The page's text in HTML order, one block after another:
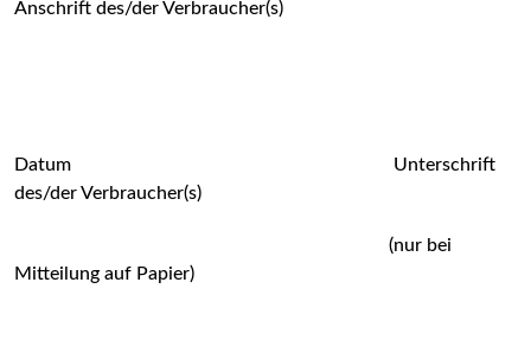
Anschrift des/der Verbraucher(s)
Datum Unterschrift
des/der Verbraucher(s)
(nur bei
Mitteilung auf Papier)